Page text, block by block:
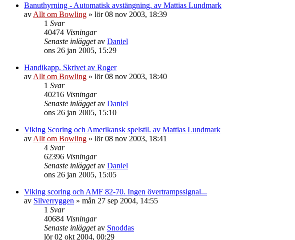
Banuthyrning - Automatisk avstängning. av Mattias Lundmark
av Allt om Bowling » lör 08 nov 2003, 18:39
1 Svar
40474 Visningar
Senaste inläggetav Daniel
ons 26 jan 2005, 15:29
Handikapp. Skrivet av Roger
av Allt om Bowling » lör 08 nov 2003, 18:40
1 Svar
40216 Visningar
Senaste inläggetav Daniel
ons 26 jan 2005, 15:10
Viking Scoring och Amerikansk spelstil. av Mattias Lundmark
av Allt om Bowling » lör 08 nov 2003, 18:41
4 Svar
62396 Visningar
Senaste inläggetav Daniel
ons 26 jan 2005, 15:05
Viking scoring och AMF 82-70. Ingen övertrampssignal...
av Silverryggen » mån 27 sep 2004, 14:55
1 Svar
40684 Visningar
Senaste inläggetav Snoddas
lör 02 okt 2004, 00:29